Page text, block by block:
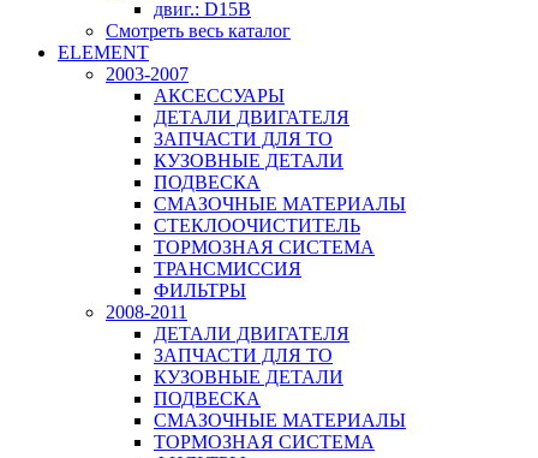
двиг.: D15B
Смотреть весь каталог
ELEMENT
2003-2007
АКСЕССУАРЫ
ДЕТАЛИ ДВИГАТЕЛЯ
ЗАПЧАСТИ ДЛЯ ТО
КУЗОВНЫЕ ДЕТАЛИ
ПОДВЕСКА
СМАЗОЧНЫЕ МАТЕРИАЛЫ
СТЕКЛООЧИСТИТЕЛЬ
ТОРМОЗНАЯ СИСТЕМА
ТРАНСМИССИЯ
ФИЛЬТРЫ
2008-2011
ДЕТАЛИ ДВИГАТЕЛЯ
ЗАПЧАСТИ ДЛЯ ТО
КУЗОВНЫЕ ДЕТАЛИ
ПОДВЕСКА
СМАЗОЧНЫЕ МАТЕРИАЛЫ
ТОРМОЗНАЯ СИСТЕМА